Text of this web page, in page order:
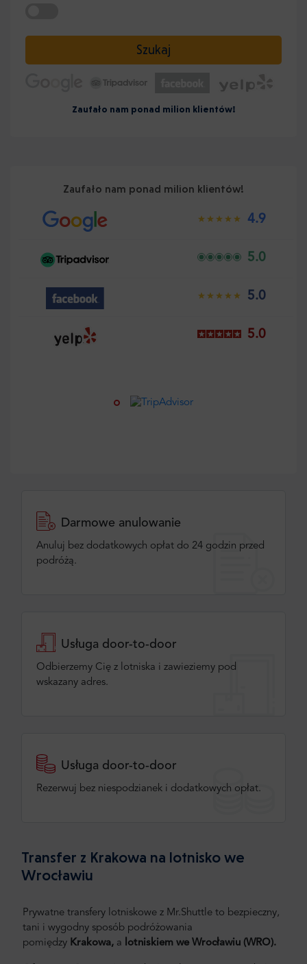
Szukaj
Zaufało nam ponad milion klientów!
Zaufało nam ponad milion klientów!
4.9
5.0
5.0
5.0
Darmowe anulowanie
Anuluj bez dodatkowych opłat do 24 godzin przed
podróżą.
Usługa door-to-door
Odbierzemy Cię z lotniska i zawieziemy pod
wskazany adres.
Usługa door-to-door
Rezerwuj bez niespodzianek i dodatkowych opłat.
Transfer z Krakowa na lotnisko we
Wrocławiu
Prywatne transfery lotniskowe z Mr.Shuttle to bezpieczny,
tani i wygodny sposób podróżowania
pomiędzy Krakowa, a lotniskiem we Wrocławiu (WRO).